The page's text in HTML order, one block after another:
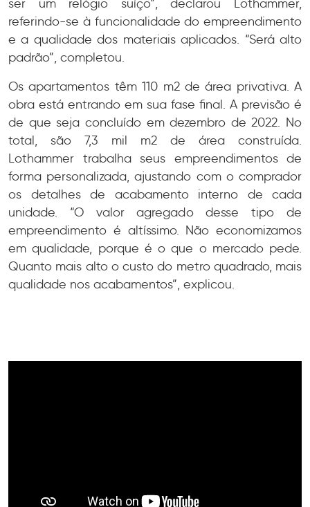
ser um relógio suíço”, declarou Lothammer,
referindo-se à funcionalidade do empreendimento
e a qualidade dos materiais aplicados. “Será alto
padrão”, completou.
Os apartamentos têm 110 m2 de área privativa. A
obra está entrando em sua fase final. A previsão é
de que seja concluído em dezembro de 2022. No
total, são 7,3 mil m2 de área construída.
Lothammer trabalha seus empreendimentos de
forma personalizada, ajustando com o comprador
os detalhes de acabamento interno de cada
unidade. “O valor agregado desse tipo de
empreendimento é altíssimo. Não economizamos
em qualidade, porque é o que o mercado pede.
Quanto mais alto o custo do metro quadrado, mais
qualidade nos acabamentos”, explicou.